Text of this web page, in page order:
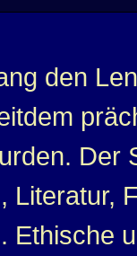
den
Der
Literatur,
Ethische